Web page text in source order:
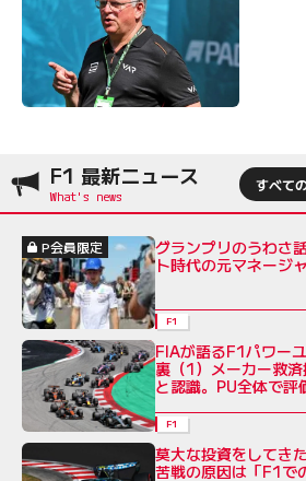
F1 最新ニュース すべて
P会員限定
グランプリのうわさ
ト時代の元マネージ
F1
FIAが語るF1パワー
裏（1）メーカー救
と認識。PU全体で評
F1
莫大な投資をしてき
苦戦の原因は「F1で